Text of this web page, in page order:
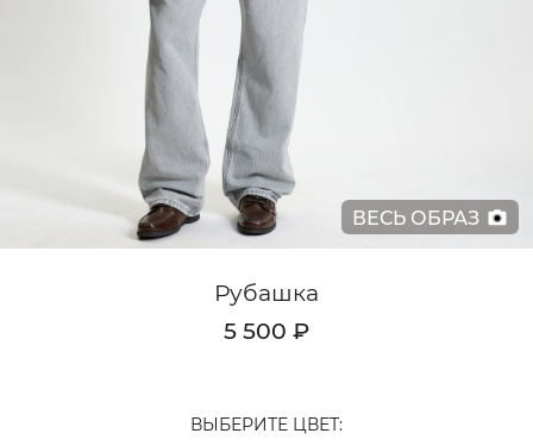
ВЕСЬ ОБРАЗ
Рубашка
5 500 ₽
ВЫБЕРИТЕ ЦВЕТ:
Комплекты